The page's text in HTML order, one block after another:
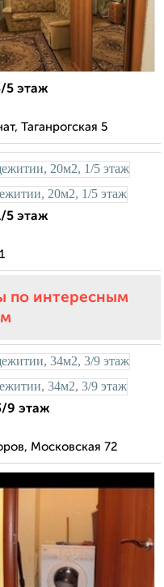
5 этаж
Таганрогская 5
5 этаж
по интересным
9 этаж
Московская 72